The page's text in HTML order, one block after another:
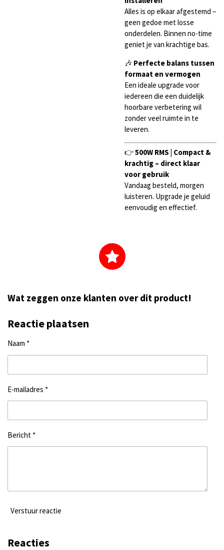
Alles is op elkaar afgestemd –
geen gedoe met losse
onderdelen. Binnen no-time
geniet je van krachtige bas.
🎶 Perfecte balans tussen
formaat en vermogen
Een ideale upgrade voor
iedereen die een duidelijk
hoorbare verbetering wil
zonder veel ruimte in te
leveren.
👉500W RMS | Compact &
krachtig – direct klaar
voor gebruik
Vandaag besteld, morgen
luisteren. Upgrade je geluid
eenvoudig en effectief.
Wat zeggen onze klanten over dit product!
Reactie plaatsen
Naam *
E-mailadres *
Bericht *
Verstuur reactie
Reacties